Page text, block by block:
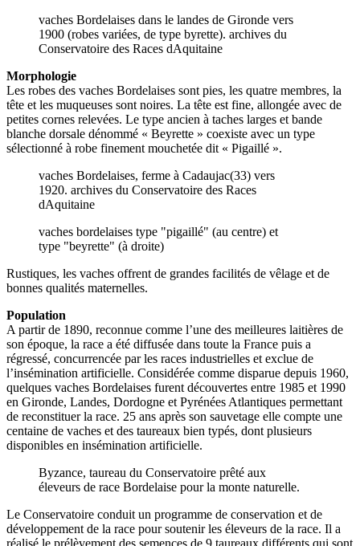
vaches Bordelaises dans le landes de Gironde vers
1900 (robes variées, de type byrette). archives du
Conservatoire des Races dAquitaine
Morphologie
Les robes des vaches Bordelaises sont pies, les quatre membres, la
tête et les muqueuses sont noires. La tête est fine, allongée avec de
petites cornes relevées. Le type ancien à taches larges et bande
blanche dorsale dénommé « Beyrette » coexiste avec un type
sélectionné à robe finement mouchetée dit « Pigaillé ».
vaches Bordelaises, ferme à Cadaujac(33) vers
1920. archives du Conservatoire des Races
dAquitaine
vaches bordelaises type "pigaillé" (au centre) et
type "beyrette" (à droite)
Rustiques, les vaches offrent de grandes facilités de vêlage et de
bonnes qualités maternelles.
Population
A partir de 1890, reconnue comme l’une des meilleures laitières de
son époque, la race a été diffusée dans toute la France puis a
régressé, concurrencée par les races industrielles et exclue de
l’insémination artificielle. Considérée comme disparue depuis 1960,
quelques vaches Bordelaises furent découvertes entre 1985 et 1990
en Gironde, Landes, Dordogne et Pyrénées Atlantiques permettant
de reconstituer la race. 25 ans après son sauvetage elle compte une
centaine de vaches et des taureaux bien typés, dont plusieurs
disponibles en insémination artificielle.
Byzance, taureau du Conservatoire prêté aux
éleveurs de race Bordelaise pour la monte naturelle.
Le Conservatoire conduit un programme de conservation et de
développement de la race pour soutenir les éleveurs de la race. Il a
réalisé le prélèvement des semences de 9 taureaux différents qui sont